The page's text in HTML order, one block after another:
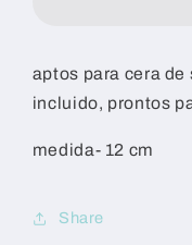
aptos para cera
incluido, prontos
medida- 12 cm
Share